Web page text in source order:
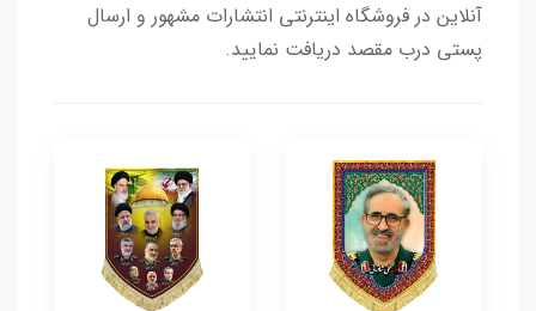
آنلاین در فروشگاه اینترنتی انتشارات مشهور و ارسال
پستی درب مقصد دریافت نمایید.